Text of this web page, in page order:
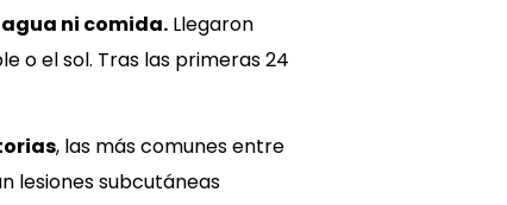
ni comida. Llegaron
o el sol. Tras las primeras 24
, las más comunes entre
lesiones subcutáneas